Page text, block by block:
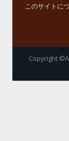
このサイトに
Copyright